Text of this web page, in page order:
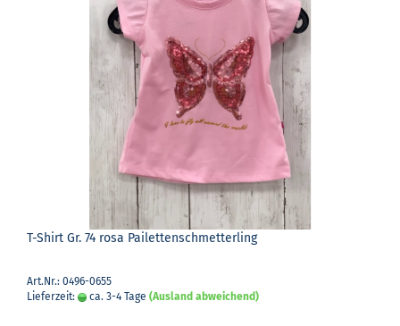
T-​Shirt Gr. 74 rosa Pai­let­ten­schmet­ter­ling
Art.Nr.: 0496-0655
Lieferzeit:
ca. 3-4 Tage (Ausland abweichend)